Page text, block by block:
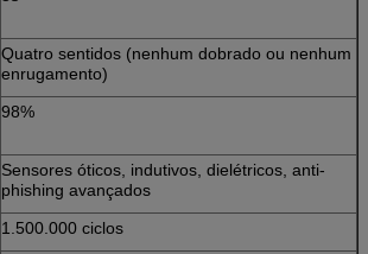
Quatro sentidos (nenhum dobrado ou nenhum
enrugamento)
98%
Sensores óticos, indutivos, dielétricos, anti-
phishing avançados
1.500.000 ciclos